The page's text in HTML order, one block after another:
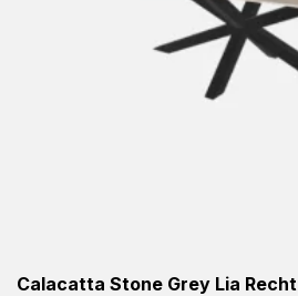
Calacatta Stone Grey Lia Recht